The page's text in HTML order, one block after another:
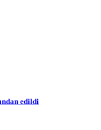
edildi